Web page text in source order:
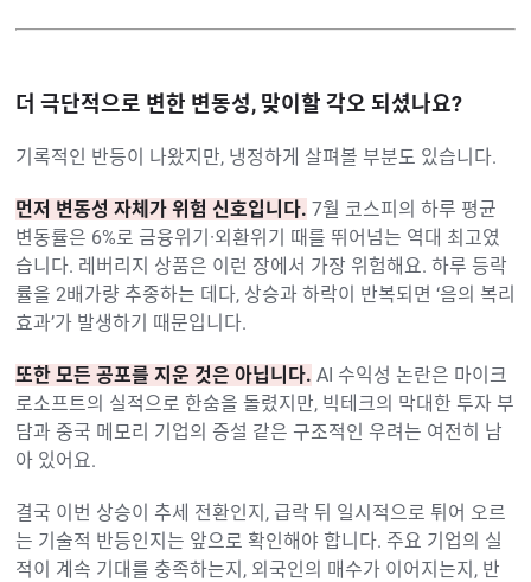
더 극단적으로 변한 변동성, 맞이할 각오 되셨나요?
기록적인 반등이 나왔지만, 냉정하게 살펴볼 부분도 있습니다.
먼저 변동성 자체가 위험 신호입니다. 7월 코스피의 하루 평균
변동률은 6%로 금융위기·외환위기 때를 뛰어넘는 역대 최고였
습니다. 레버리지 상품은 이런 장에서 가장 위험해요. 하루 등락
률을 2배가량 추종하는 데다, 상승과 하락이 반복되면 ‘음의 복리
효과’가 발생하기 때문입니다.
또한 모든 공포를 지운 것은 아닙니다. AI 수익성 논란은 마이크
로소프트의 실적으로 한숨을 돌렸지만, 빅테크의 막대한 투자 부
담과 중국 메모리 기업의 증설 같은 구조적인 우려는 여전히 남
아 있어요.
결국 이번 상승이 추세 전환인지, 급락 뒤 일시적으로 튀어 오르
는 기술적 반등인지는 앞으로 확인해야 합니다. 주요 기업의 실
적이 계속 기대를 충족하는지, 외국인의 매수가 이어지는지, 반